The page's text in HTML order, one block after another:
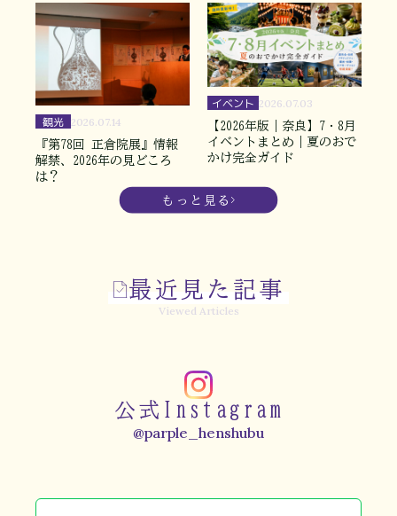
観光 2026.07.14
『第78回 正倉院展』情報
解禁、2026年の見どころ
は？
イベント 2026.07.03
【2026年版｜奈良】7・8月
イベントまとめ｜夏のおで
かけ完全ガイド
もっと見る
最近見た記事
Viewed Articles
公式Instagram
@parple_henshubu